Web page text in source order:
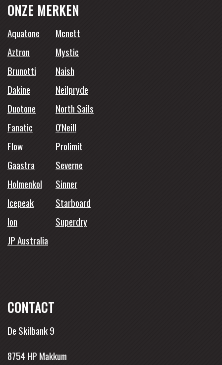
ONZE MERKEN
Aquatone
Mcnett
Aztron
Mystic
Brunotti
Naish
Dakine
Neilpryde
Duotone
North Sails
Fanatic
O'Neill
Flow
Prolimit
Gaastra
Severne
Holmenkol
Sinner
Icepeak
Starboard
Ion
Superdry
JP Australia
CONTACT
De Skilbank 9
8754 HP Makkum